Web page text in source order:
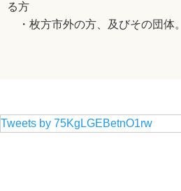
る方
・枚方市外の方、及びその団体。
Tweets by 75KgLGEBetnO1rw